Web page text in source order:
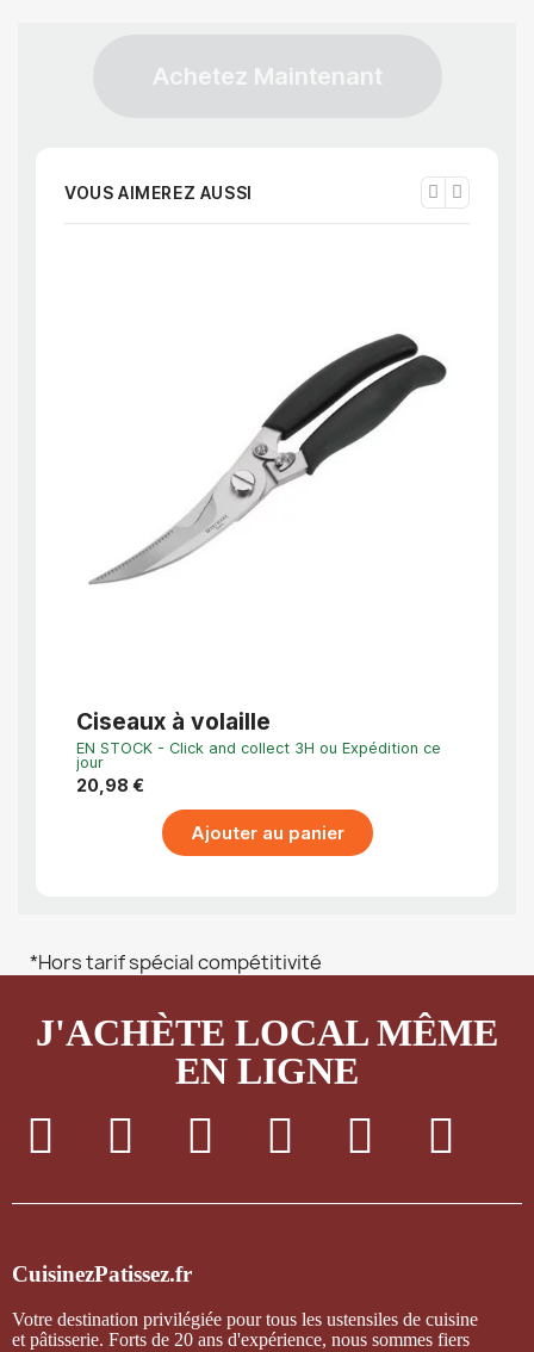
Achetez Maintenant
VOUS AIMEREZ AUSSI
Ciseaux à volaille
EN STOCK - Click and collect 3H ou Expédition ce
jour
20,98 €
Ajouter au panier
*Hors tarif spécial compétitivité
J'ACHÈTE LOCAL MÊME
EN LIGNE
CuisinezPatissez.fr
Votre destination privilégiée pour tous les ustensiles de cuisine
et pâtisserie. Forts de 20 ans d'expérience, nous sommes fiers